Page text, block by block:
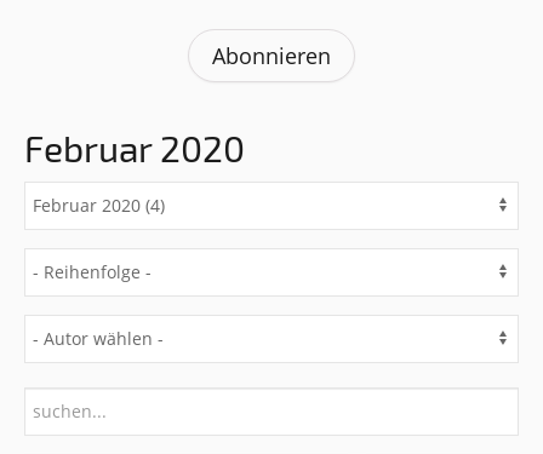
Abonnieren
Februar 2020